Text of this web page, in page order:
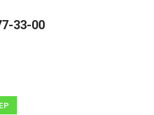
33-00